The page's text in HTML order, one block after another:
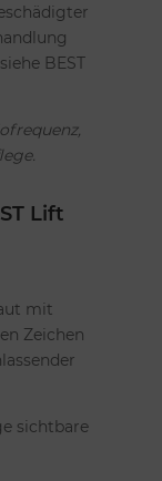
BEST
Lift
mit
Zeichen
sichtbare